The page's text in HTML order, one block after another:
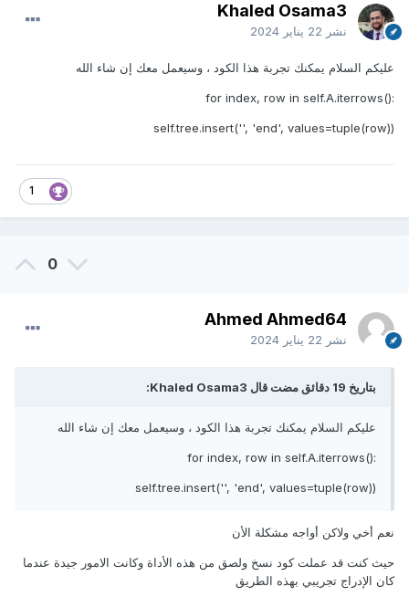
Khaled Osama3
نشر 22 يناير 2024
عليكم السلام يمكنك تجربة هذا الكود ، وسيعمل معك إن شاء الله
()for index, row in self.A.iterrows
self.tree.insert('', 'end', values=tuple(row))
0
Ahmed Ahmed64
نشر 22 يناير 2024
بتاريخ 19 دقائق مضت قال Khaled Osama3:
عليكم السلام يمكنك تجربة هذا الكود ، وسيعمل معك إن شاء الله
()for index, row in self.A.iterrows
self.tree.insert('', 'end', values=tuple(row))
نعم أخي ولاكن أواجه مشكلة الأن
حيث كنت قد عملت كود نسخ ولصق من هذه الأداة وكانت الامور جيدة عندما
كان الإدراج تجريبي بهذه الطريق